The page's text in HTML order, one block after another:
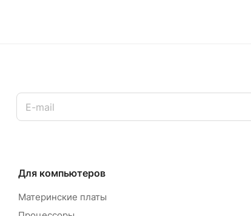
Для компьютеров
Материнские платы